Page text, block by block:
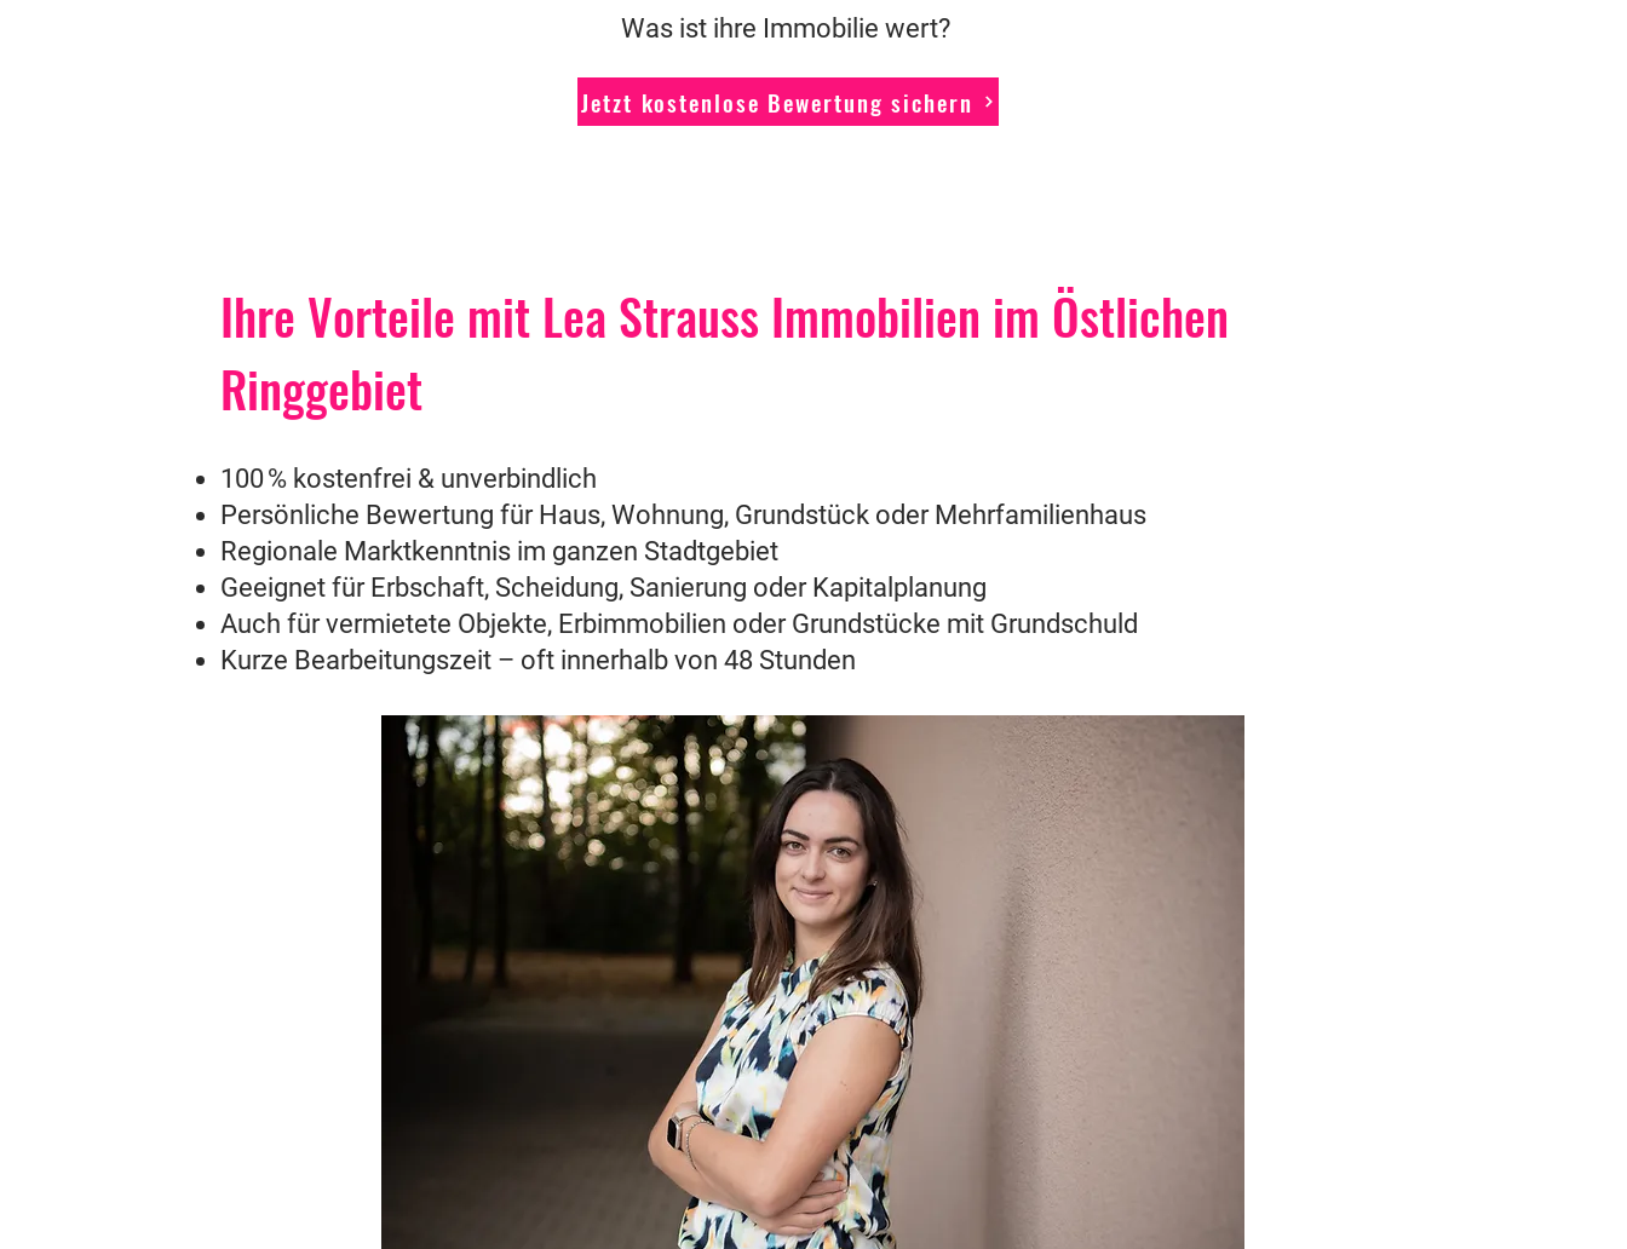
Was ist ihre Immobilie wert?
Jetzt kostenlose Bewertung sichern
Ihre Vorteile mit Lea Strauss Immobilien im Östlichen
Ringgebiet
100 % kostenfrei & unverbindlich
Persönliche Bewertung für Haus, Wohnung, Grundstück oder Mehrfamilienhaus
Regionale Marktkenntnis im ganzen Stadtgebiet
Geeignet für Erbschaft, Scheidung, Sanierung oder Kapitalplanung
Auch für vermietete Objekte, Erbimmobilien oder Grundstücke mit Grundschuld
Kurze Bearbeitungszeit – oft innerhalb von 48 Stunden